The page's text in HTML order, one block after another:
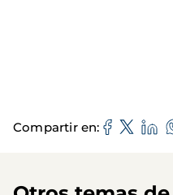
Compartir en